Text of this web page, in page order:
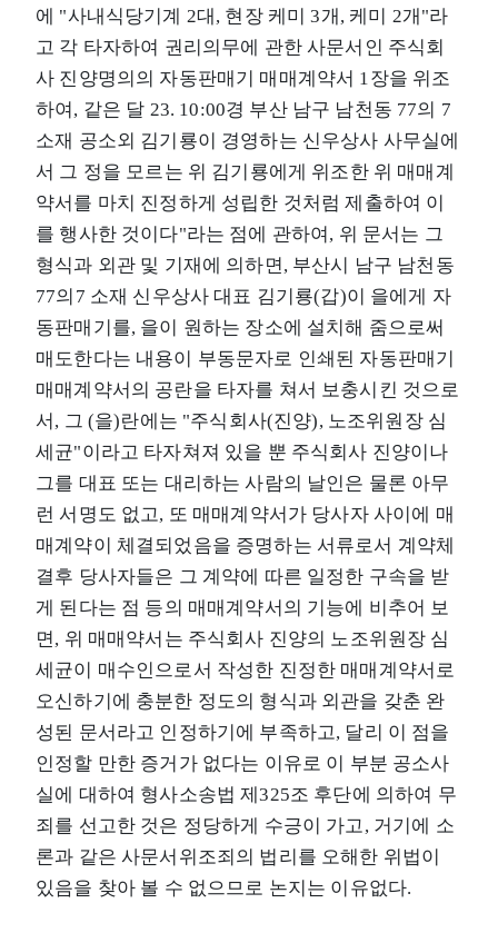
에 "사내식당기계 2대, 현장 케미 3개, 케미 2개"라
고 각 타자하여 권리의무에 관한 사문서인 주식회
사 진양명의의 자동판매기 매매계약서 1장을 위조
하여, 같은 달 23. 10:00경 부산 남구 남천동 77의 7
소재 공소외 김기룡이 경영하는 신우상사 사무실에
서 그 정을 모르는 위 김기룡에게 위조한 위 매매계
약서를 마치 진정하게 성립한 것처럼 제출하여 이
를 행사한 것이다"라는 점에 관하여, 위 문서는 그
형식과 외관 및 기재에 의하면, 부산시 남구 남천동
77의7 소재 신우상사 대표 김기룡(갑)이 을에게 자
동판매기를, 을이 원하는 장소에 설치해 줌으로써
매도한다는 내용이 부동문자로 인쇄된 자동판매기
매매계약서의 공란을 타자를 쳐서 보충시킨 것으로
서, 그 (을)란에는 "주식회사(진양), 노조위원장 심
세균"이라고 타자쳐져 있을 뿐 주식회사 진양이나
그를 대표 또는 대리하는 사람의 날인은 물론 아무
런 서명도 없고, 또 매매계약서가 당사자 사이에 매
매계약이 체결되었음을 증명하는 서류로서 계약체
결후 당사자들은 그 계약에 따른 일정한 구속을 받
게 된다는 점 등의 매매계약서의 기능에 비추어 보
면, 위 매매약서는 주식회사 진양의 노조위원장 심
세균이 매수인으로서 작성한 진정한 매매계약서로
오신하기에 충분한 정도의 형식과 외관을 갖춘 완
성된 문서라고 인정하기에 부족하고, 달리 이 점을
인정할 만한 증거가 없다는 이유로 이 부분 공소사
실에 대하여 형사소송법 제325조 후단에 의하여 무
죄를 선고한 것은 정당하게 수긍이 가고, 거기에 소
론과 같은 사문서위조죄의 법리를 오해한 위법이
있음을 찾아 볼 수 없으므로 논지는 이유없다.